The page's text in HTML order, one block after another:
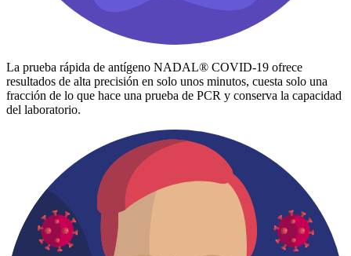
La prueba rápida de antígeno NADAL® COVID-19 ofrece
resultados de alta precisión en solo unos minutos, cuesta solo una
fracción de lo que hace una prueba de PCR y conserva la capacidad
del laboratorio.